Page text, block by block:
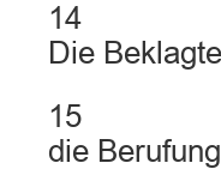
14
Die
15
die